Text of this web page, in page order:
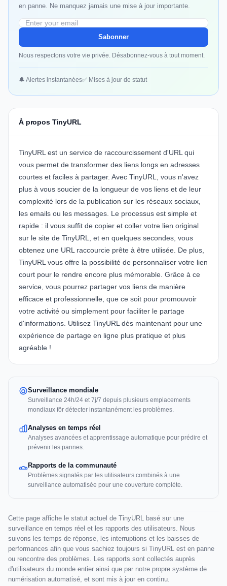
en panne. Ne manquez jamais une mise à jour importante.
Sabonner
Nous respectons votre vie privée. Désabonnez-vous à tout moment.
🔔 Alertes instantanées✅ Mises à jour de statut
À propos TinyURL
TinyURL est un service de raccourcissement d'URL qui
vous permet de transformer des liens longs en adresses
courtes et faciles à partager. Avec TinyURL, vous n'avez
plus à vous soucier de la longueur de vos liens et de leur
complexité lors de la publication sur les réseaux sociaux,
les emails ou les messages. Le processus est simple et
rapide : il vous suffit de copier et coller votre lien original
sur le site de TinyURL, et en quelques secondes, vous
obtenez une URL raccourcie prête à être utilisée. De plus,
TinyURL vous offre la possibilité de personnaliser votre lien
court pour le rendre encore plus mémorable. Grâce à ce
service, vous pourrez partager vos liens de manière
efficace et professionnelle, que ce soit pour promouvoir
votre activité ou simplement pour faciliter le partage
d'informations. Utilisez TinyURL dès maintenant pour une
expérience de partage en ligne plus pratique et plus
agréable !
Surveillance mondiale
Surveillance 24h/24 et 7j/7 depuis plusieurs emplacements
mondiaux för détecter instantanément les problèmes.
Analyses en temps réel
Analyses avancées et apprentissage automatique pour prédire et
prévenir les pannes.
Rapports de la communauté
Problèmes signalés par les utilisateurs combinés à une
surveillance automatisée pour une couverture complète.
Cette page affiche le statut actuel de TinyURL basé sur une
surveillance en temps réel et les rapports des utilisateurs. Nous
suivons les temps de réponse, les interruptions et les baisses de
performances afin que vous sachiez toujours si TinyURL est en panne
ou rencontre des problèmes. Les rapports sont collectés auprès
d'utilisateurs du monde entier ainsi que par notre propre système de
numérisation automatisé, et sont mis à jour en continu.